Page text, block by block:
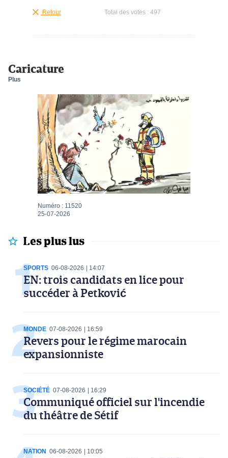
Retour Total des votes : 497
Caricature
Plus
Numéro : 11520
25-07-2026
Les plus lus
SPORTS 06-08-2026 14:07
EN: trois candidats en lice pour
succéder à Petković
MONDE 07-08-2026 16:59
Revers pour le régime marocain
expansionniste
SOCIÉTÉ 07-08-2026 16:29
Communiqué officiel sur l'incendie
du théâtre de Sétif
NATION 06-08-2026 10:05